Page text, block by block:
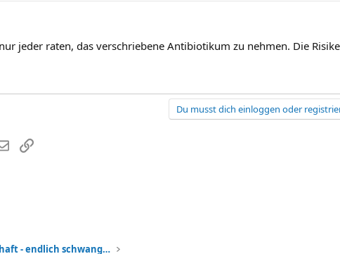
jeder raten, das verschriebene Antibiotikum zu nehmen. Die
Du musst dich einloggen oder
E-MailLink
Meine Schwangerschaft - endlich schwanger